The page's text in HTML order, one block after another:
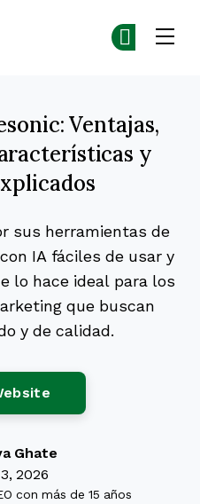
Ventajas,
y
sus herramientas de
IA fáciles de usar y
lo hace ideal para los
que buscan
y de calidad.
Ghate
2026
con más de 15 años